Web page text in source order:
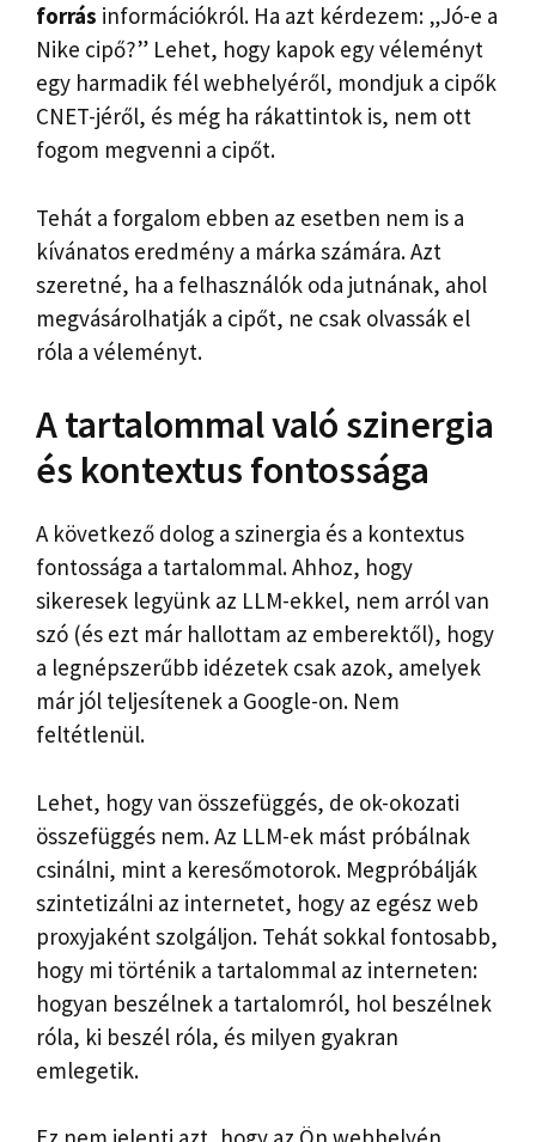
forrás információkról. Ha azt kérdezem: „Jó-e a
Nike cipő?” Lehet, hogy kapok egy véleményt
egy harmadik fél webhelyéről, mondjuk a cipők
CNET-jéről, és még ha rákattintok is, nem ott
fogom megvenni a cipőt.
Tehát a forgalom ebben az esetben nem is a
kívánatos eredmény a márka számára. Azt
szeretné, ha a felhasználók oda jutnának, ahol
megvásárolhatják a cipőt, ne csak olvassák el
róla a véleményt.
A tartalommal való szinergia
és kontextus fontossága
A következő dolog a szinergia és a kontextus
fontossága a tartalommal. Ahhoz, hogy
sikeresek legyünk az LLM-ekkel, nem arról van
szó (és ezt már hallottam az emberektől), hogy
a legnépszerűbb idézetek csak azok, amelyek
már jól teljesítenek a Google-on. Nem
feltétlenül.
Lehet, hogy van összefüggés, de ok-okozati
összefüggés nem. Az LLM-ek mást próbálnak
csinálni, mint a keresőmotorok. Megpróbálják
szintetizálni az internetet, hogy az egész web
proxyjaként szolgáljon. Tehát sokkal fontosabb,
hogy mi történik a tartalommal az interneten:
hogyan beszélnek a tartalomról, hol beszélnek
róla, ki beszél róla, és milyen gyakran
emlegetik.